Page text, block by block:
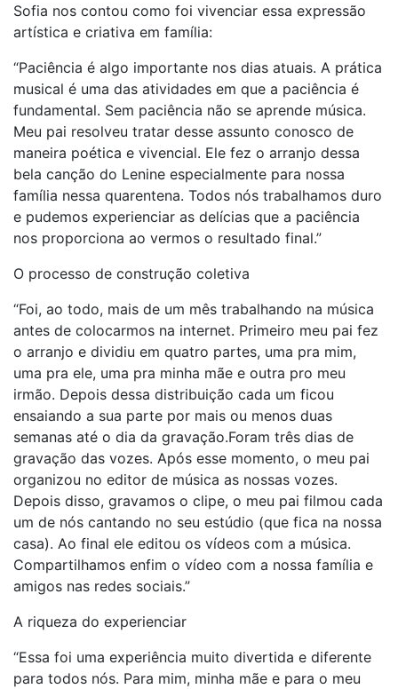
Sofia nos contou como foi vivenciar essa expressão
artística e criativa em família:
“Paciência é algo importante nos dias atuais. A prática
musical é uma das atividades em que a paciência é
fundamental. Sem paciência não se aprende música.
Meu pai resolveu tratar desse assunto conosco de
maneira poética e vivencial. Ele fez o arranjo dessa
bela canção do Lenine especialmente para nossa
família nessa quarentena. Todos nós trabalhamos duro
e pudemos experienciar as delícias que a paciência
nos proporciona ao vermos o resultado final.”
O processo de construção coletiva
“Foi, ao todo, mais de um mês trabalhando na música
antes de colocarmos na internet. Primeiro meu pai fez
o arranjo e dividiu em quatro partes, uma pra mim,
uma pra ele, uma pra minha mãe e outra pro meu
irmão. Depois dessa distribuição cada um ficou
ensaiando a sua parte por mais ou menos duas
semanas até o dia da gravação.Foram três dias de
gravação das vozes. Após esse momento, o meu pai
organizou no editor de música as nossas vozes.
Depois disso, gravamos o clipe, o meu pai filmou cada
um de nós cantando no seu estúdio (que fica na nossa
casa). Ao final ele editou os vídeos com a música.
Compartilhamos enfim o vídeo com a nossa família e
amigos nas redes sociais.”
A riqueza do experienciar
“Essa foi uma experiência muito divertida e diferente
para todos nós. Para mim, minha mãe e para o meu